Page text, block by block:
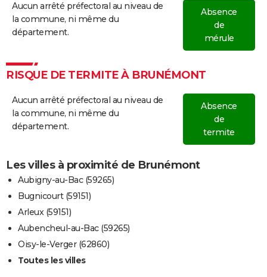
Aucun arrêté préfectoral au niveau de
la commune, ni même du
département.
Absence
de
mérule
RISQUE DE TERMITE À BRUNÉMONT
Aucun arrêté préfectoral au niveau de
la commune, ni même du
département.
Absence
de
termite
Les villes à proximité de Brunémont
Aubigny-au-Bac (59265)
Bugnicourt (59151)
Arleux (59151)
Aubencheul-au-Bac (59265)
Oisy-le-Verger (62860)
Toutes les villes